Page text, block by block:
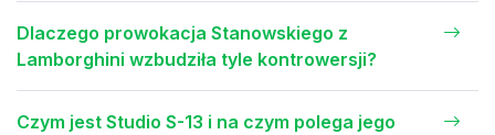
Dlaczego prowokacja Stanowskiego z
Lamborghini wzbudziła tyle kontrowersji?
Czym jest Studio S-13 i na czym polega jego